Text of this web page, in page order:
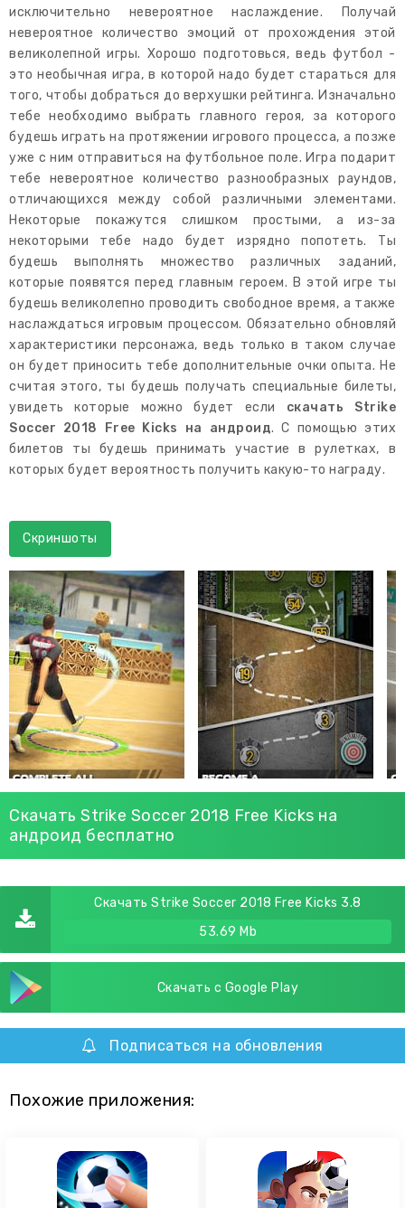
исключительно невероятное наслаждение. Получай
невероятное количество эмоций от прохождения этой
великолепной игры. Хорошо подготовься, ведь футбол -
это необычная игра, в которой надо будет стараться для
того, чтобы добраться до верхушки рейтинга. Изначально
тебе необходимо выбрать главного героя, за которого
будешь играть на протяжении игрового процесса, а позже
уже с ним отправиться на футбольное поле. Игра подарит
тебе невероятное количество разнообразных раундов,
отличающихся между собой различными элементами.
Некоторые покажутся слишком простыми, а из-за
некоторыми тебе надо будет изрядно попотеть. Ты
будешь выполнять множество различных заданий,
которые появятся перед главным героем. В этой игре ты
будешь великолепно проводить свободное время, а также
наслаждаться игровым процессом. Обязательно обновляй
характеристики персонажа, ведь только в таком случае
он будет приносить тебе дополнительные очки опыта. Не
считая этого, ты будешь получать специальные билеты,
увидеть которые можно будет если скачать Strike
Soccer 2018 Free Kicks на андроид. С помощью этих
билетов ты будешь принимать участие в рулетках, в
которых будет вероятность получить какую-то награду.
Скриншоты
Скачать Strike Soccer 2018 Free Kicks на
андроид бесплатно
Скачать Strike Soccer 2018 Free Kicks 3.8
53.69 Mb
Скачать с Google Play
Подписаться на обновления
Похожие приложения: